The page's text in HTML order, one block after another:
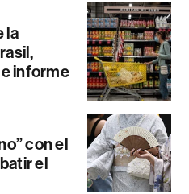
la
informe
con el
el